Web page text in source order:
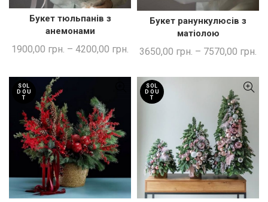
ШВИДКА ПОКУПКА
Букет тюльпанів з
анемонами
1900,00 грн. – 4200,00 грн.
ШВИДКА ПОКУПКА
Букет ранункулюсів з
матіолою
3650,00 грн. – 7570,00 грн.
SOL
D OU
T
SOL
D OU
T